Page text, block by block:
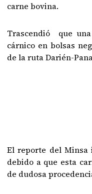
carne bovina.
Trascendió que
cárnico en bolsas
de la ruta Darién-
El reporte del Minsa
debido a que esta
de dudosa